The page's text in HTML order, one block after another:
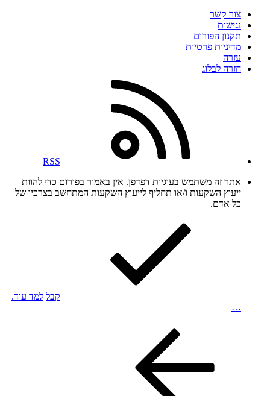
צור קשר
נגישות
תקנון הפורום
מדיניות פרטיות
עזרה
חזרה לבלוג
RSS
אתר זה משתמש בעוגיות דפדפן. אין באמור בפורום כדי להוות
ייעוץ השקעות ו/או תחליף לייעוץ השקעות המתחשב בצרכיו של
כל אדם.
קבל למד עוד.
…